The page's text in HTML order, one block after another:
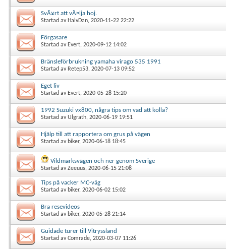
SvÃ¥rt att vÃ¤lja hoj.
Startad av HalvDan, 2020-11-22 22:22
Förgasare
Startad av Evert, 2020-09-12 14:02
Bränsleförbrukning yamaha virago 535 1991
Startad av Retep53, 2020-07-13 09:52
Eget liv
Startad av Evert, 2020-05-28 15:20
1992 Suzuki vx800, några tips om vad att kolla?
Startad avUlgrath, 2020-06-19 19:51
Hjälp till att rapportera om grus på vägen
Startad av biker, 2020-06-18 18:45
Vildmarksvägen och ner genom Sverige
Startad avZeeuus, 2020-06-15 21:08
Tips på vacker MC-väg
Startad av biker, 2020-06-02 15:02
Bra resevideos
Startad av biker, 2020-05-28 21:14
Guidade turer till Vitryssland
Startad avComrade, 2020-03-07 11:26